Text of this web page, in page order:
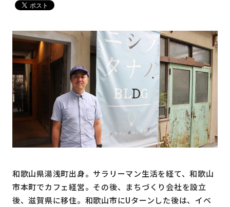
移住者インタビュー
動画
地域おこし協力隊
和歌山県湯浅町出身。サラリーマン生活を経て、和歌山
市本町でカフェ経営。その後、まちづくり会社を設立
後、滋賀県に移住。和歌山市にUターンした後は、イベ